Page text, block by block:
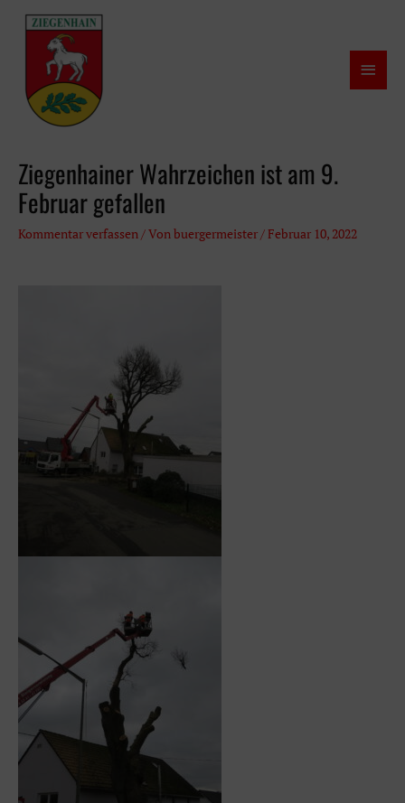
Inhalt
Ziegenhainer Wahrzeichen ist am 9.
Februar gefallen
Kommentar verfassen/ Vonbuergermeister/Februar 10, 2022